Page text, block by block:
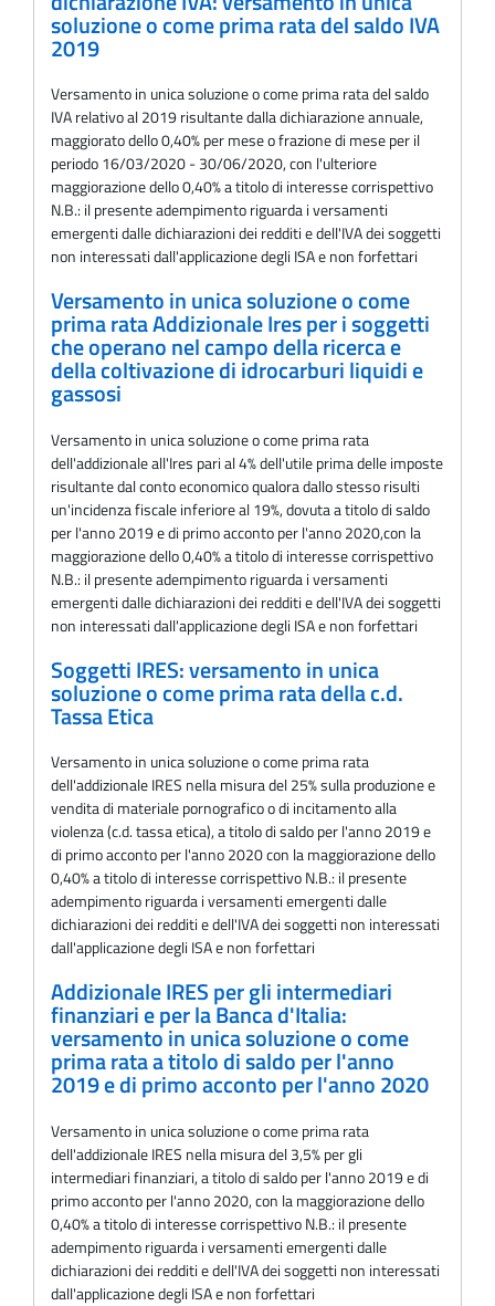
soluzione o come prima rata del saldo IVA
2019
Versamento in unica soluzione o come prima rata del saldo
IVA relativo al 2019 risultante dalla dichiarazione annuale,
maggiorato dello 0,40% per mese o frazione di mese per il
periodo 16/03/2020 - 30/06/2020, con l'ulteriore
maggiorazione dello 0,40% a titolo di interesse corrispettivo
N.B.: il presente adempimento riguarda i versamenti
emergenti dalle dichiarazioni dei redditi e dell'IVA dei soggetti
non interessati dall'applicazione degli ISA e non forfettari
Versamento in unica soluzione o come
prima rata Addizionale Ires per i soggetti
che operano nel campo della ricerca e
della coltivazione di idrocarburi liquidi e
gassosi
Versamento in unica soluzione o come prima rata
dell'addizionale all'Ires pari al 4% dell'utile prima delle imposte
risultante dal conto economico qualora dallo stesso risulti
un'incidenza fiscale inferiore al 19%, dovuta a titolo di saldo
per l'anno 2019 e di primo acconto per l'anno 2020,con la
maggiorazione dello 0,40% a titolo di interesse corrispettivo
N.B.: il presente adempimento riguarda i versamenti
emergenti dalle dichiarazioni dei redditi e dell'IVA dei soggetti
non interessati dall'applicazione degli ISA e non forfettari
Soggetti IRES: versamento in unica
soluzione o come prima rata della c.d.
Tassa Etica
Versamento in unica soluzione o come prima rata
dell'addizionale IRES nella misura del 25% sulla produzione e
vendita di materiale pornografico o di incitamento alla
violenza (c.d. tassa etica), a titolo di saldo per l'anno 2019 e
di primo acconto per l'anno 2020 con la maggiorazione dello
0,40% a titolo di interesse corrispettivo N.B.: il presente
adempimento riguarda i versamenti emergenti dalle
dichiarazioni dei redditi e dell'IVA dei soggetti non interessati
dall'applicazione degli ISA e non forfettari
Addizionale IRES per gli intermediari
finanziari e per la Banca d'Italia:
versamento in unica soluzione o come
prima rata a titolo di saldo per l'anno
2019 e di primo acconto per l'anno 2020
Versamento in unica soluzione o come prima rata
dell'addizionale IRES nella misura del 3,5% per gli
intermediari finanziari, a titolo di saldo per l'anno 2019 e di
primo acconto per l'anno 2020, con la maggiorazione dello
0,40% a titolo di interesse corrispettivo N.B.: il presente
adempimento riguarda i versamenti emergenti dalle
dichiarazioni dei redditi e dell'IVA dei soggetti non interessati
dall'applicazione degli ISA e non forfettari